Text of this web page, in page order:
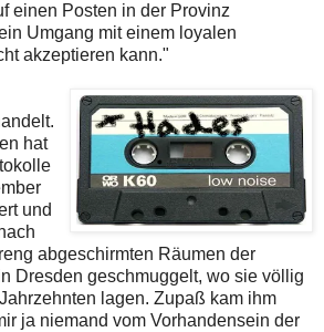
einen Posten in der Provinz
Umgang mit einem loyalen
akzeptieren kann."
hat
und
abgeschirmten Räumen der
Dresden geschmuggelt, wo sie völlig
lagen. Zupaß kam ihm
ja niemand vom Vorhandensein der